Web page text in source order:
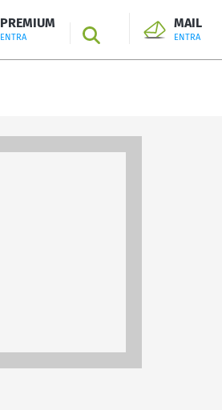
PREMIUM
ENTRA SEARCH
MAIL
ENTRA